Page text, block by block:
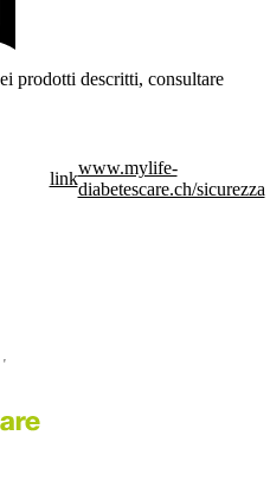
prodotti descritti, consultare
link
www.mylife-
diabetescare.ch/sicurezza